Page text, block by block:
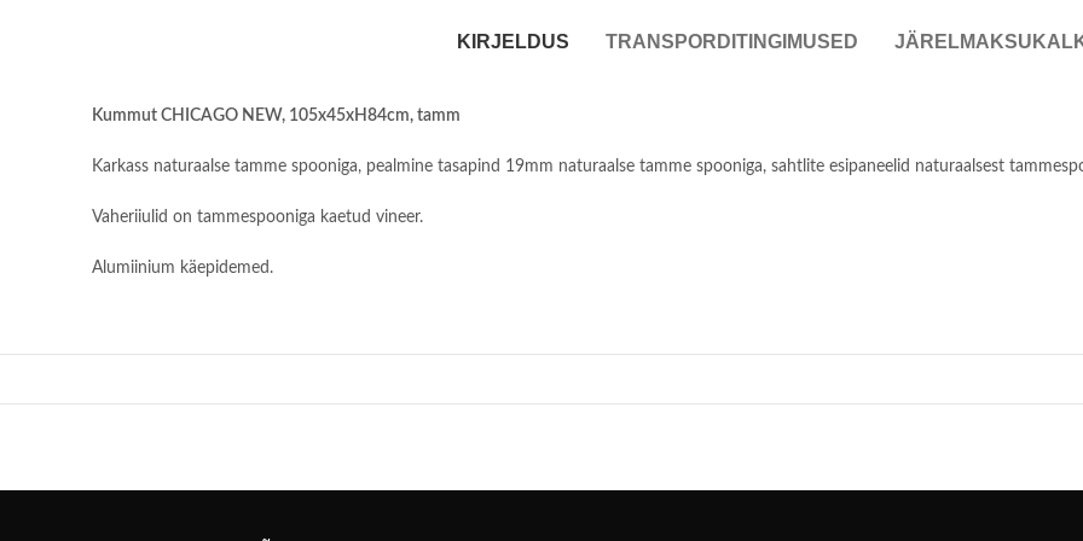
KIRJELDUS TRANSPORDITINGIMUSED
Kummut CHICAGO NEW, 105x45xH84cm, tamm
Karkass naturaalse tamme spooniga, pealmine tasapind 19mm naturaalse tamme spooniga, sahtlite esipaneelid naturaalsest
Vaheriiulid on tammespooniga kaetud vineer.
Alumiinium käepidemed.